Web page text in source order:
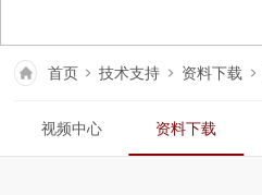
首页 技术支持 资料下载
视频中心 资料下载